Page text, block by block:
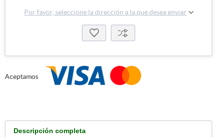
Por favor, seleccione la dirección a la que desea enviar
Aceptamos
Descripción completa